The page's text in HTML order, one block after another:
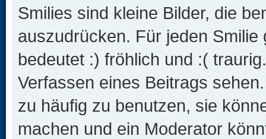
Smilies sind kleine Bilder, die
auszudrücken. Für jeden
bedeutet :) fröhlich und :(
Verfassen eines Beitrags
zu häufig zu benutzen, sie
machen und ein Moderator